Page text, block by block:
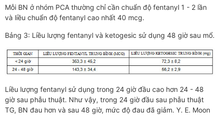
Mỗi BN ở nhóm PCA thường chỉ cần chuẩn độ fentanyl 1 - 2 lần
và liều chuẩn độ fentanyl cao nhất 40 mcg.
Bảng 3: Liều lượng fentanyl và ketogesic sử dụng 48 giờ sau mổ.
Liều lượng fentanyl sử dụng trong 24 giờ đầu cao hơn 24 - 48
giờ sau phẫu thuật. Như vậy, trong 24 giờ đầu sau phẫu thuật
TG, BN đau hơn và sau 48 giờ, mức độ đau đã giảm. Y. E. Moon